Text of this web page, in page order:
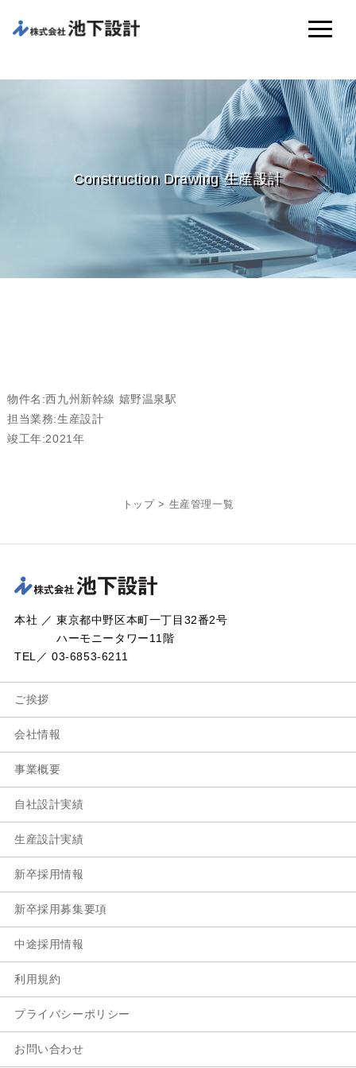
Construction Drawing 生産設計
物件名:西九州新幹線 嬉野温泉駅
担当業務:生産設計
竣工年:2021年
トップ > 生産管理一覧
本社 ／ 東京都中野区本町一丁目32番2号
ハーモニータワー11階
TEL／ 03-6853-6211
ご挨拶
会社情報
事業概要
自社設計実績
生産設計実績
新卒採用情報
新卒採用募集要項
中途採用情報
利用規約
プライバシーポリシー
お問い合わせ